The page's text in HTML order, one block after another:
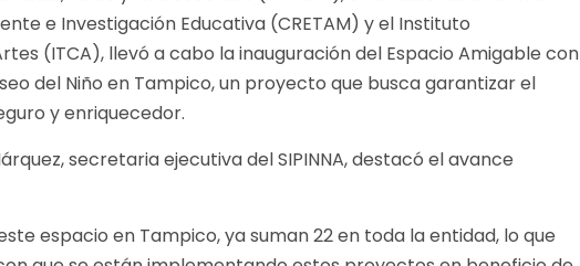
e Investigación Educativa (CRETAM) y el Instituto
(ITCA), llevó a cabo la inauguración del Espacio Amigable con
del Niño en Tampico, un proyecto que busca garantizar el
y enriquecedor.
secretaria ejecutiva del SIPINNA, destacó el avance
espacio en Tampico, ya suman 22 en toda la entidad, lo que